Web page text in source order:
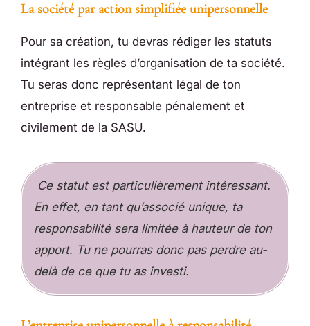
La société par action simplifiée unipersonnelle
Pour sa création, tu devras rédiger les statuts
intégrant les règles d’organisation de ta société.
Tu seras donc représentant légal de ton
entreprise et responsable pénalement et
civilement de la SASU.
Ce statut est particulièrement intéressant.
En effet, en tant qu’associé unique, ta
responsabilité sera limitée à hauteur de ton
apport. Tu ne pourras donc pas perdre au-
delà de ce que tu as investi.